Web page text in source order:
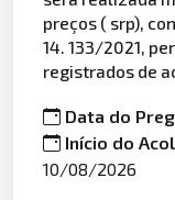
preços ( srp),
14. 133/2021,
registrados de
Data do
Início do
10/08/2026